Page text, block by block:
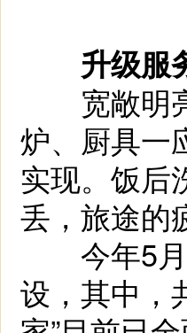
升级服
宽敞明亮
炉、厨具一
实现。饭后
丢，旅途的
今年5月
设，其中，